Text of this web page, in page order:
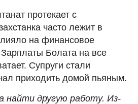
протекает с
часто лежит в
на финансовое
Болата на все
Супруги стали
приходить домой пьяным.
найти другую работу. Из-